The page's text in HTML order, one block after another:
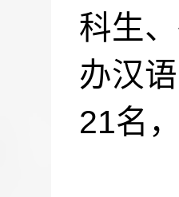
科生
办汉
21名